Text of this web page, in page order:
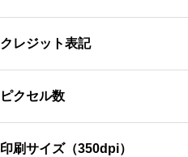
クレジット表記
ピクセル数
印刷サイズ（350dpi）